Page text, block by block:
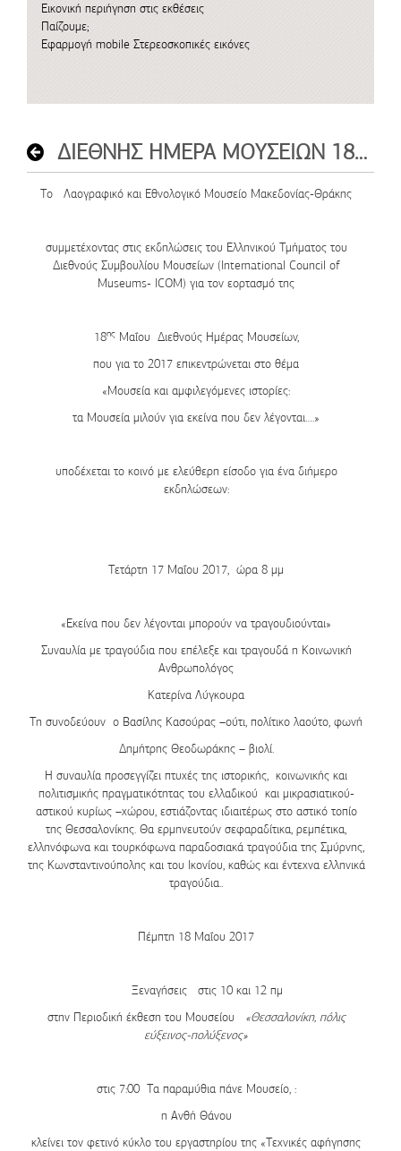
Εικονική περιήγηση στις εκθέσεις
Παίζουμε;
Εφαρμογή mobile Στερεοσκοπικές εικόνες
ΔΙΕΘΝΗΣ ΗΜΕΡΑ ΜΟΥΣΕΙΩΝ 18ΗΣ ΜΑΙΟΥ 2017
Το Λαογραφικό και Εθνολογικό Μουσείο Μακεδονίας-Θράκης
συμμετέχοντας στις εκδηλώσεις του Ελληνικού Τμήματος του
Διεθνούς Συμβουλίου Μουσείων (International Council of
Museums- ICOM) για τον εορτασμό της
18ηςΜαΐου Διεθνούς Ημέρας Μουσείων,
που για το 2017 επικεντρώνεται στο θέμα
«Μουσεία και αμφιλεγόμενες ιστορίες:
τα Μουσεία μιλούν για εκείνα που δεν λέγονται….»
υποδέχεται το κοινό με ελεύθερη είσοδογια ένα διήμερο
εκδηλώσεων:
Τετάρτη 17 Μαΐου 2017, ώρα 8 μμ
«Εκείνα που δεν λέγονται μπορούν να τραγουδιούνται»
Συναυλία με τραγούδια που επέλεξε και τραγουδά η Κοινωνική
Ανθρωπολόγος
Κατερίνα Λύγκουρα
Τη συνοδεύουν ο Βασίλης Κασούρας –ούτι, πολίτικο λαούτο, φωνή
Δημήτρης Θεοδωράκης – βιολί.
Η συναυλία προσεγγίζει πτυχές της ιστορικής, κοινωνικής και
πολιτισμικής πραγματικότητας του ελλαδικού και μικρασιατικού-
αστικού κυρίως –χώρου, εστιάζοντας ιδιαιτέρως στο αστικό τοπίο
της Θεσσαλονίκης. Θα ερμηνευτούν σεφαραδίτικα, ρεμπέτικα,
ελληνόφωνα και τουρκόφωνα παραδοσιακά τραγούδια της Σμύρνης,
της Κωνσταντινούπολης και του Ικονίου, καθώς και έντεχνα ελληνικά
τραγούδια..
Πέμπτη 18 Μαΐου 2017
Ξεναγήσεις
στις 10 και 12 πμ
στην Περιοδική έκθεση του Μουσείου «Θεσσαλονίκη, πόλις
εύξεινος-πολύξενος»
στις 7:00 Τα παραμύθια πάνε Μουσείο, :
η Ανθή Θάνου
κλείνει τον φετινό κύκλο του εργαστηρίου της «Τεχνικές αφήγησης